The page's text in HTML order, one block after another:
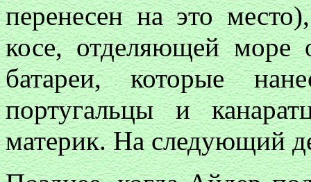
перенесен на это
косе, отделяющей
батареи, которые
португальцы и
материк. На следующий